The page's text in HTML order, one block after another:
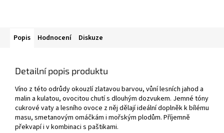
Popis Hodnocení Diskuze
Detailní popis produktu
Víno z této odrůdy okouzlí zlatavou barvou, vůní lesních jahod a
malin a kulatou, ovocitou chutí s dlouhým dozvukem. Jemné tóny
cukrové vaty a lesního ovoce z něj dělají ideální doplněk k bílému
masu, smetanovým omáčkám i mořským plodům. Příjemně
překvapí i v kombinaci s paštikami.